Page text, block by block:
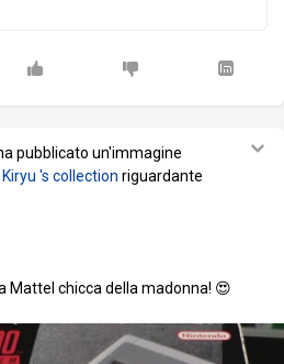
pubblicato un'immagine
's collection riguardante
Mattel chicca della madonna! 😍